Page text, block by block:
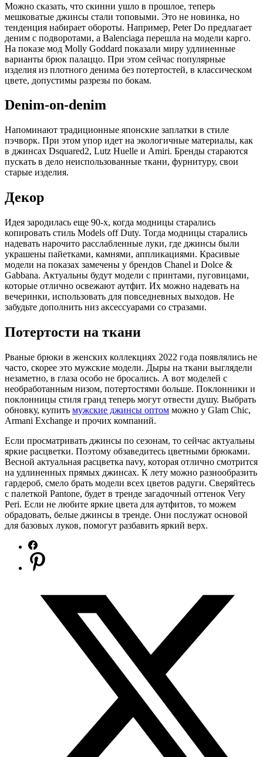
Можно сказать, что скинни ушло в прошлое, теперь
мешковатые джинсы стали топовыми. Это не новинка, но
тенденция набирает обороты. Например, Peter Do предлагает
деним с подворотами, а Balenciaga перешла на модели карго.
На показе мод Molly Goddard показали миру удлиненные
варианты брюк палаццо. При этом сейчас популярные
изделия из плотного денима без потертостей, в классическом
цвете, допустимы разрезы по бокам.
Denim-on-denim
Напоминают традиционные японские заплатки в стиле
пэчворк. При этом упор идет на экологичные материалы, как
в джинсах Dsquared2, Lutz Huelle и Amiri. Бренды стараются
пускать в дело неиспользованные ткани, фурнитуру, свои
старые изделия.
Декор
Идея зародилась еще 90-х, когда модницы старались
копировать стиль Models off Duty. Тогда модницы старались
надевать нарочито расслабленные луки, где джинсы были
украшены пайетками, камнями, аппликациями. Красивые
модели на показах замечены у брендов Chanel и Dolce &
Gabbana. Актуальны будут модели с принтами, пуговицами,
которые отлично освежают аутфит. Их можно надевать на
вечеринки, использовать для повседневных выходов. Не
забудьте дополнить низ аксессуарами со стразами.
Потертости на ткани
Рваные брюки в женских коллекциях 2022 года появлялись не
часто, скорее это мужские модели. Дыры на ткани выглядели
незаметно, в глаза особо не бросались. А вот моделей с
необработанным низом, потертостями больше. Поклонники и
поклонницы стиля гранд теперь могут отвести душу. Выбрать
обновку, купить мужские джинсы оптом можно у Glam Chic,
Armani Exchange и прочих компаний.
Если просматривать джинсы по сезонам, то сейчас актуальны
яркие расцветки. Поэтому обзаведитесь цветными брюками.
Весной актуальная расцветка navy, которая отлично смотрится
на удлиненных прямых джинсах. К лету можно разнообразить
гардероб, смело брать модели всех цветов радуги. Сверяйтесь
с палеткой Pantone, будет в тренде загадочный оттенок Very
Peri. Если не любите яркие цвета для аутфитов, то можем
обрадовать, белые джинсы в тренде. Они послужат основой
для базовых луков, помогут разбавить яркий верх.